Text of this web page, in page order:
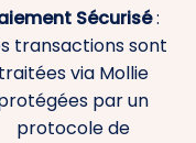
Sécurisé:
transactions sont
traitées via Mollie
par un
protocole de